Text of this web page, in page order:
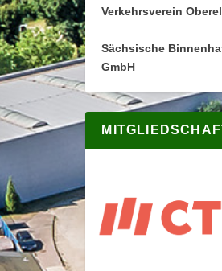
Verkehrsverein
Sächsische
GmbH